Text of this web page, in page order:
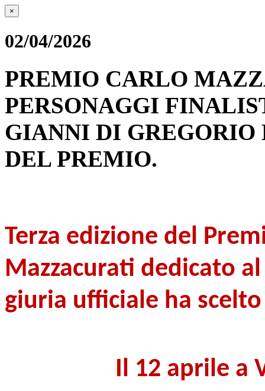
×
02/04/2026
PREMIO CARLO
PERSONAGGI
GIANNI DI GREGORIO
DEL PREMIO.
Terza edizione del
Mazzacurati dedicato
giuria ufficiale ha
Il 12 aprile a